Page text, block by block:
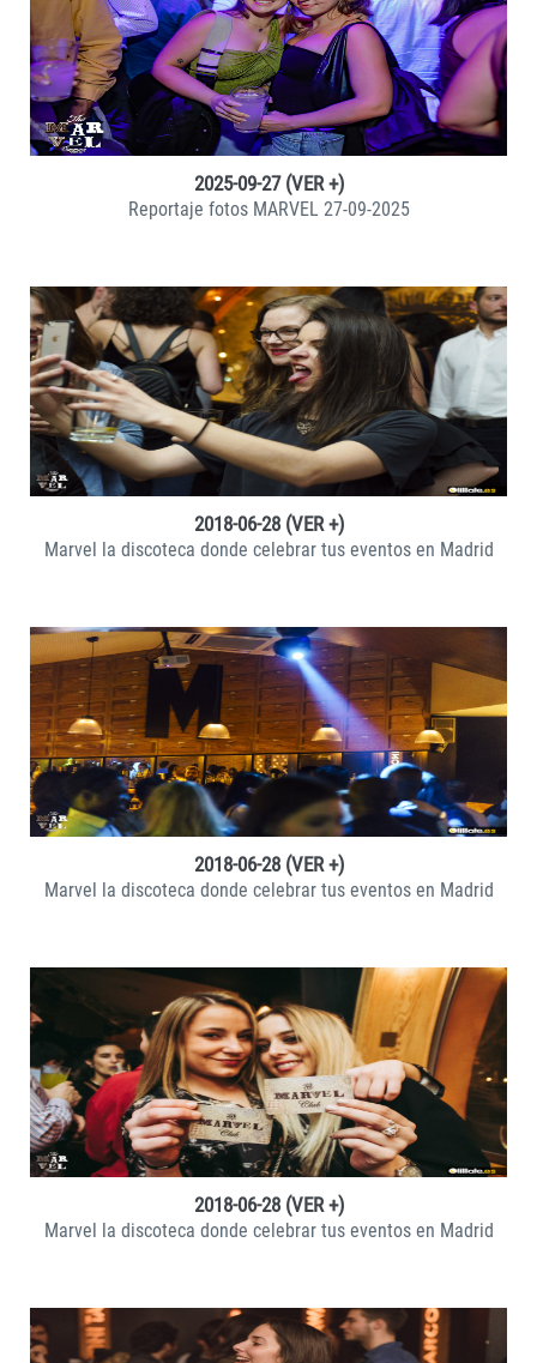
VER +
2025-09-27 (VER +)
Reportaje fotos MARVEL 27-09-2025
VER +
2018-06-28 (VER +)
Marvel la discoteca donde celebrar tus eventos en Madrid
VER +
2018-06-28 (VER +)
Marvel la discoteca donde celebrar tus eventos en Madrid
VER +
2018-06-28 (VER +)
Marvel la discoteca donde celebrar tus eventos en Madrid